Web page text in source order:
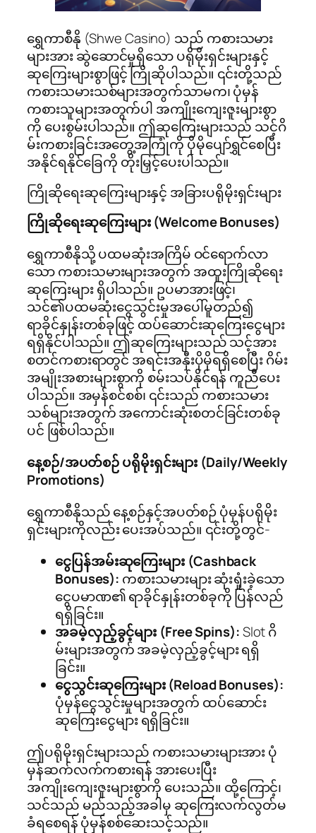
ရွှေကာစီနို (Shwe Casino) သည် ကစားသမား
များအား ဆွဲဆောင်မှုရှိသော ပရိုမိုးရှင်းများနှင့်
ဆုကြေးများစွာဖြင့် ကြိုဆိုပါသည်။ ၎င်းတို့သည်
ကစားသမားသစ်များအတွက်သာမက၊ ပုံမှန်
ကစားသူများအတွက်ပါ အကျိုးကျေးဇူးများစွာ
ကို ပေးစွမ်းပါသည်။ ဤဆုကြေးများသည် သင့်ဂိ
မ်းကစားခြင်းအတွေ့အကြုံကို ပိုမိုပျော်ရွှင်စေပြီး
အနိုင်ရနိုင်ခြေကို တိုးမြှင့်ပေးပါသည်။
ကြိုဆိုရေးဆုကြေးများနှင့် အခြားပရိုမိုးရှင်းများ
ကြိုဆိုရေးဆုကြေးများ (Welcome Bonuses)
ရွှေကာစီနိုသို့ ပထမဆုံးအကြိမ် ဝင်ရောက်လာ
သော ကစားသမားများအတွက် အထူးကြိုဆိုရေး
ဆုကြေးများ ရှိပါသည်။ ဥပမာအားဖြင့်၊
သင်၏ပထမဆုံးငွေသွင်းမှုအပေါ်မူတည်၍
ရာခိုင်နှုန်းတစ်ခုဖြင့် ထပ်ဆောင်းဆုကြေးငွေများ
ရရှိနိုင်ပါသည်။ ဤဆုကြေးများသည် သင့်အား
စတင်ကစားရာတွင် အရင်းအနှီးပိုမိုရရှိစေပြီး ဂိမ်း
အမျိုးအစားများစွာကို စမ်းသပ်နိုင်ရန် ကူညီပေး
ပါသည်။ အမှန်စင်စစ်၊ ၎င်းသည် ကစားသမား
သစ်များအတွက် အကောင်းဆုံးစတင်ခြင်းတစ်ခု
ပင် ဖြစ်ပါသည်။
နေ့စဉ်/အပတ်စဉ် ပရိုမိုးရှင်းများ (Daily/Weekly
Promotions)
ရွှေကာစီနိုသည် နေ့စဉ်နှင့်အပတ်စဉ် ပုံမှန်ပရိုမိုး
ရှင်းများကိုလည်း ပေးအပ်သည်။ ၎င်းတို့တွင်-
ငွေပြန်အမ်းဆုကြေးများ (Cashback
Bonuses): ကစားသမားများ ဆုံးရှုံးခဲ့သော
ငွေပမာဏ၏ ရာခိုင်နှုန်းတစ်ခုကို ပြန်လည်
ရရှိခြင်း။
အခမဲ့လှည့်ခွင့်များ (Free Spins):Slot ဂိ
မ်းများအတွက် အခမဲ့လှည့်ခွင့်များ ရရှိ
ခြင်း။
ငွေသွင်းဆုကြေးများ (Reload Bonuses):
ပုံမှန်ငွေသွင်းမှုများအတွက် ထပ်ဆောင်း
ဆုကြေးငွေများ ရရှိခြင်း။
ဤပရိုမိုးရှင်းများသည် ကစားသမားများအား ပုံ
မှန်ဆက်လက်ကစားရန် အားပေးပြီး
အကျိုးကျေးဇူးများစွာကို ပေးသည်။ ထို့ကြောင့်၊
သင်သည် မည်သည့်အခါမှ ဆုကြေးလက်လွတ်မ
ခံရစေရန် ပုံမှန်စစ်ဆေးသင့်သည်။